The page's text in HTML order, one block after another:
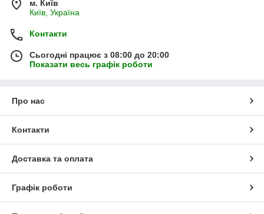
м. Київ
Київ, Україна
Контакти
Сьогодні працює з 08:00 до 20:00
Показати весь графік роботи
Про нас
Контакти
Доставка та оплата
Графік роботи